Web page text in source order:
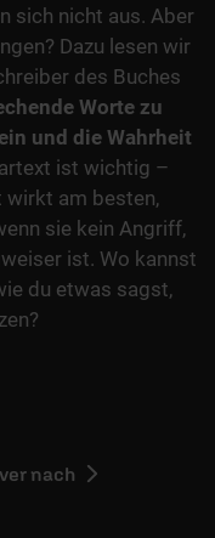
sich nicht aus. Aber
Dazu lesen wir
des Buches
Worte zu
und die Wahrheit
ist wichtig –
wirkt am besten,
sie kein Angriff,
ist. Wo kannst
du etwas sagst,
nach